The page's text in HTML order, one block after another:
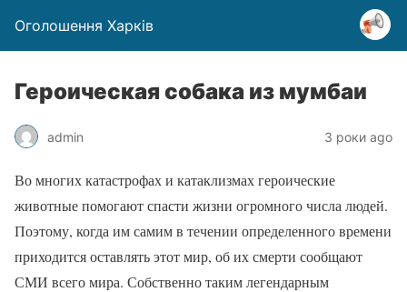
Оголошення Харків
Героическая собака из мумбаи
admin 3 роки ago
Во многих катастрофах и катаклизмах героические
животные помогают спасти жизни огромного числа людей.
Поэтому, когда им самим в течении определенного времени
приходится оставлять этот мир, об их смерти сообщают
СМИ всего мира. Собственно таким легендарным